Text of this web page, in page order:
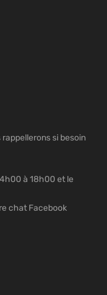
si besoin
à 18h00 et le
chat Facebook